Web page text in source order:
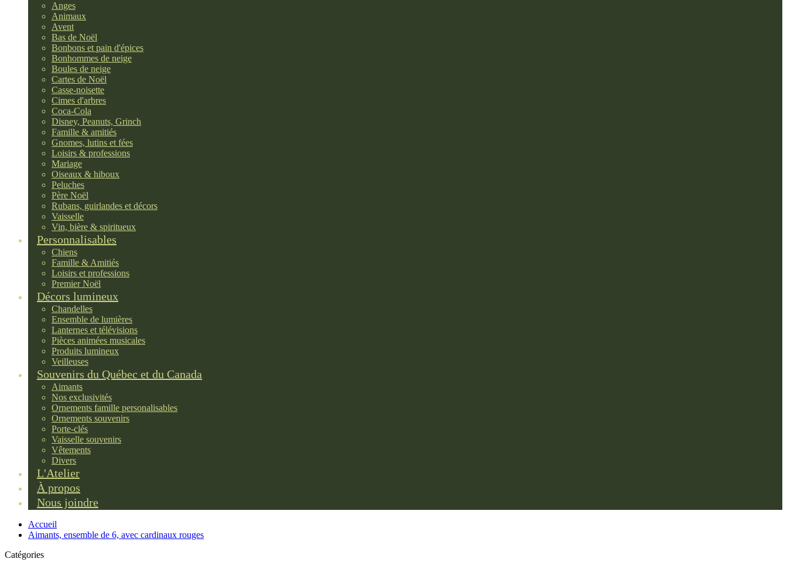
Anges
Animaux
Avent
Bas de Noël
Bonbons et pain d'épices
Bonhommes de neige
Boules de neige
Cartes de Noël
Casse-noisette
Cimes d'arbres
Coca-Cola
Disney, Peanuts, Grinch
Famille & amitiés
Gnomes, lutins et fées
Loisirs & professions
Mariage
Oiseaux & hiboux
Peluches
Père Noël
Rubans, guirlandes et décors
Vaisselle
Vin, bière & spiritueux
Personnalisables
Chiens
Famille & Amitiés
Loisirs et professions
Premier Noël
Décors lumineux
Chandelles
Ensemble de lumières
Lanternes et télévisions
Pièces animées musicales
Produits lumineux
Veilleuses
Souvenirs du Québec et du Canada
Aimants
Nos exclusivités
Ornements famille personalisables
Ornements souvenirs
Porte-clés
Vaisselle souvenirs
Vêtements
Divers
L'Atelier
À propos
Nous joindre
Accueil
Aimants, ensemble de 6, avec cardinaux rouges
Catégories